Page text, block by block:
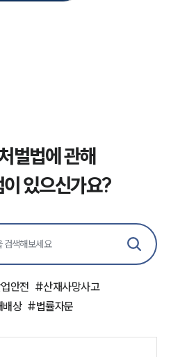
지사항
블로그
률서식
/브로슈어
상담예약
벌법에 관해
있으신가요?
안전 #산재사망사고
배상 #법률자문